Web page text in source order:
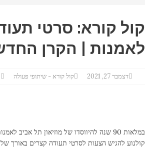
קול קורא: סרטי
לאמנות | הקרן
דצמבר 27, 2021 קול קורא - שיתופי פעולה
במלאות 90 שנה להיווסדו של מוזיאון תל אביב
קולנוע להגיש הצעות לסרטי תעודה קצרים באורך של 15 – 20 דקות, העוסקים במרקם התרבותי של המוזיאון.